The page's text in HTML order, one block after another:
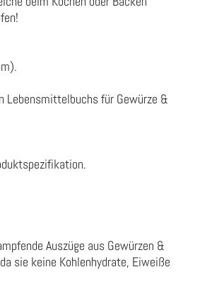
Lebensmittelbuchs für Gewürze &
.
Auszüge aus Gewürzen &
sie keine Kohlenhydrate, Eiweiße